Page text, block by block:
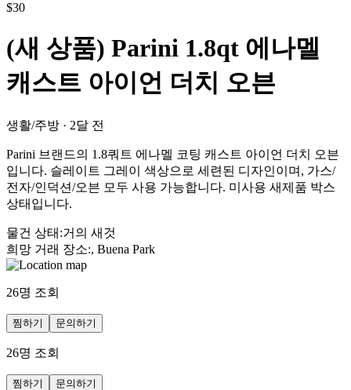
$30
(새 상품) Parini 1.8qt 에나멜
캐스트 아이언 더치 오븐
생활/주방 · 2달 전
Parini 브랜드의 1.8쿼트 에나멜 코팅 캐스트 아이언 더치 오븐
입니다. 슬레이트 그레이 색상으로 세련된 디자인이며, 가스/
전자/인덕션/오븐 모두 사용 가능합니다. 미사용 새제품 박스
상태입니다.
물건 상태 :거의 새것
희망 거래 장소:, Buena Park
26명 조회
찜하기 문의하기
26명 조회
찜하기 문의하기